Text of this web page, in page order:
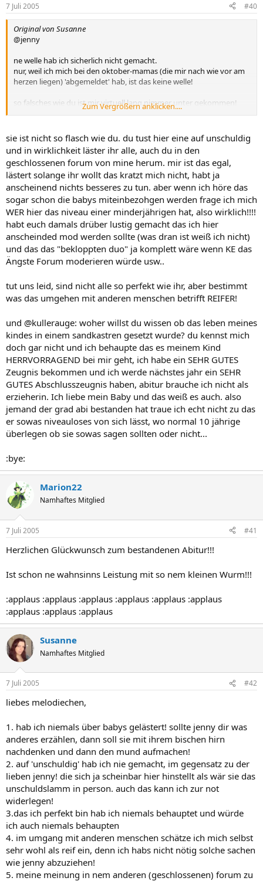
7 Juli 2005 #40
Original von Susanne
@jenny
ne welle hab ich sicherlich nicht gemacht.
nur, weil ich mich bei den oktober-mamas (die mir nach wie vor am
herzen liegen) 'abgemeldet' hab, ist das keine welle!
so falsches wie du ist mir virtuell lang nimmer unter gekommen!
dichte weiterhin fleißig dazu!
mehr scheinst du ja nicht zu können!
Zum Vergrößern anklicken....
sie ist nicht so flasch wie du. du tust hier eine auf unschuldig
und in wirklichkeit läster ihr alle, auch du in den
geschlossenen forum von mine herum. mir ist das egal,
lästert solange ihr wollt das kratzt mich nicht, habt ja
anscheinend nichts besseres zu tun. aber wenn ich höre das
sogar schon die babys miteinbezohgen werden frage ich mich
WER hier das niveau einer minderjährigen hat, also wirklich!!!!
habt euch damals drüber lustig gemacht das ich hier
anscheinded mod werden sollte (was dran ist weiß ich nicht)
und das das "bekloppten duo" ja komplett wäre wenn KE das
Ängste Forum moderieren würde usw..
tut uns leid, sind nicht alle so perfekt wie ihr, aber bestimmt
was das umgehen mit anderen menschen betrifft REIFER!
und @kullerauge: woher willst du wissen ob das leben meines
kindes in einem sandkastren gesetzt wurde? du kennst mich
doch gar nicht und ich behaupte das es meinem Kind
HERRVORRAGEND bei mir geht, ich habe ein SEHR GUTES
Zeugnis bekommen und ich werde nächstes jahr ein SEHR
GUTES Abschlusszeugnis haben, abitur brauche ich nicht als
erzieherin. Ich liebe mein Baby und das weiß es auch. also
jemand der grad abi bestanden hat traue ich echt nicht zu das
er sowas niveauloses von sich lässt, wo normal 10 jährige
überlegen ob sie sowas sagen sollten oder nicht...
:bye:
Marion22
Namhaftes Mitglied
7 Juli 2005 #41
Herzlichen Glückwunsch zum bestandenen Abitur!!!
Ist schon ne wahnsinns Leistung mit so nem kleinen Wurm!!!
:applaus :applaus :applaus :applaus :applaus :applaus
:applaus :applaus :applaus
Susanne
Namhaftes Mitglied
7 Juli 2005 #42
liebes melodiechen,
1. hab ich niemals über babys gelästert! sollte jenny dir was
anderes erzählen, dann soll sie mit ihrem bischen hirn
nachdenken und dann den mund aufmachen!
2. auf 'unschuldig' hab ich nie gemacht, im gegensatz zu der
lieben jenny! die sich ja scheinbar hier hinstellt als wär sie das
unschuldslamm in person. auch das kann ich zur not
widerlegen!
3.das ich perfekt bin hab ich niemals behauptet und würde
ich auch niemals behaupten
4. im umgang mit anderen menschen schätze ich mich selbst
sehr wohl als reif ein, denn ich habs nicht nötig solche sachen
wie jenny abzuziehen!
5. meine meinung in nem anderen (geschlossenen) forum zu